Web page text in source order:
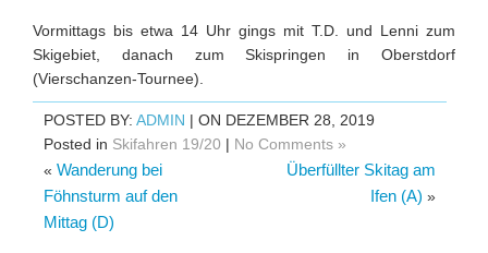
Vormittags bis etwa 14 Uhr gings mit T.D. und Lenni zum
Skigebiet, danach zum Skispringen in Oberstdorf
(Vierschanzen-Tournee).
POSTED BY: ADMIN | ON DEZEMBER 28, 2019
Posted in Skifahren 19/20 | No Comments »
« Wanderung bei
Föhnsturm auf den
Mittag (D)
Überfüllter Skitag am
Ifen (A) »